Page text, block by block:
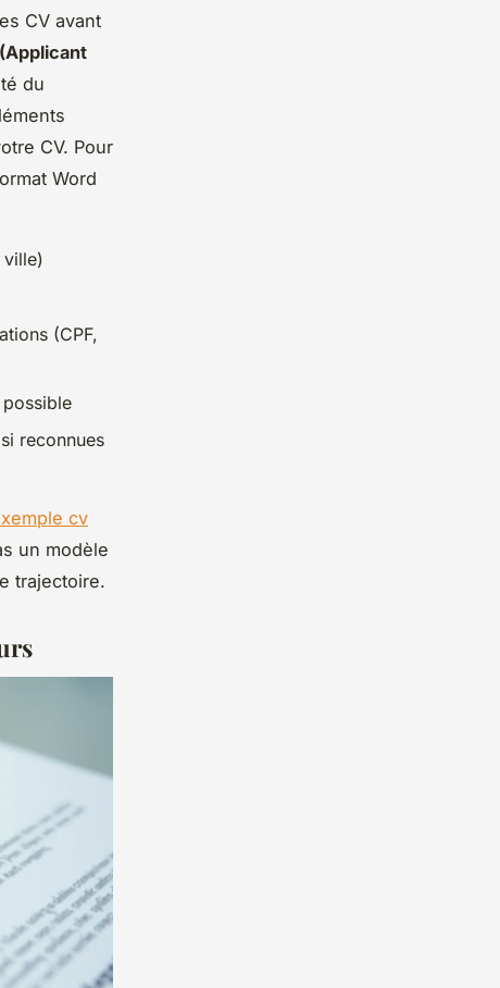
CV avant
du
CV. Pour
Word
ville)
(CPF,
reconnues
cv
un modèle
trajectoire.